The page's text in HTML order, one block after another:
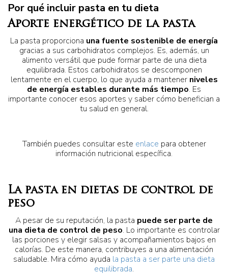
Por qué incluir pasta en tu dieta
Aporte energético de la pasta
La pasta proporciona una fuente sostenible de energía
gracias a sus carbohidratos complejos. Es, además, un
alimento versátil que pude formar parte de una dieta
equilibrada. Estos carbohidratos se descomponen
lentamente en el cuerpo, lo que ayuda a mantener niveles
de energía estables durante más tiempo. Es
importante conocer esos aportes y saber cómo benefician a
tu salud en general.
También puedes consultar este enlace para obtener
información nutricional específica.
La pasta en dietas de control de
peso
A pesar de su reputación, la pasta puede ser parte de
una dieta de control de peso. Lo importante es controlar
las porciones y elegir salsas y acompañamientos bajos en
calorías. De este manera, contribuyes a una alimentación
saludable. Mira cómo ayuda la pasta a ser parte una dieta
equilibrada.